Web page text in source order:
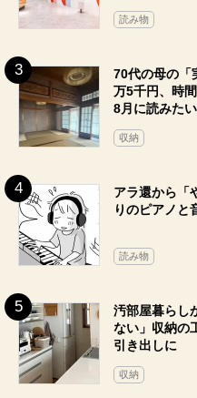
読み物
70代の母の「
万5千円、時
8月に読みた
収納
アラ還から「
りのピアノと
読み物
汚部屋暮らし
ない」収納の
引き出しに
収納